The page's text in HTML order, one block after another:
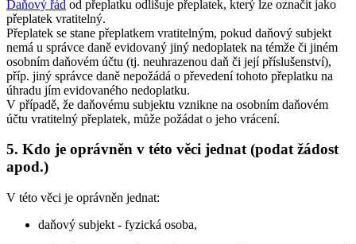
Daňový řád od přeplatku odlišuje přeplatek, který lze označit jako
přeplatek vratitelný.
Přeplatek se stane přeplatkem vratitelným, pokud daňový subjekt
nemá u správce daně evidovaný jiný nedoplatek na témže či jiném
osobním daňovém účtu (tj. neuhrazenou daň či její příslušenství),
příp. jiný správce daně nepožádá o převedení tohoto přeplatku na
úhradu jím evidovaného nedoplatku.
V případě, že daňovému subjektu vznikne na osobním daňovém
účtu vratitelný přeplatek, může požádat o jeho vrácení.
5. Kdo je oprávněn v této věci jednat (podat žádost
apod.)
V této věci je oprávněn jednat:
daňový subjekt - fyzická osoba,